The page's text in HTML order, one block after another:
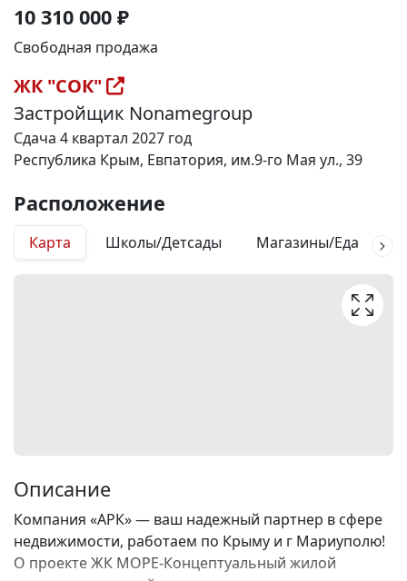
10 310 000 ₽
Свободная продажа
ЖК "СОК"
Застройщик Nonamegroup
Сдача 4 квартал 2027 год
Республика Крым, Евпатория, им.9-го Мая ул., 39
Расположение
Карта Школы/Детсады Магазины/Еда
Описание
Компания «АРК» — ваш надежный партнер в сфере
недвижимости, работаем по Крыму и г Мариуполю!
О проекте ЖК МОРЕ-Концептуальный жилой